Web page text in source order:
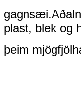
gagnsæi.
plast, blek og
þeim mjög